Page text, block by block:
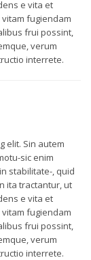
e vita et
fugiendam
frui possint,
verum
interrete.
elit. Sin autem
sic enim
stabilitate-, quid
ita tractantur, ut
e vita et
fugiendam
frui possint,
verum
interrete.